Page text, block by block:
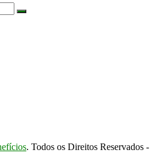
. Todos os Direitos Reservados -